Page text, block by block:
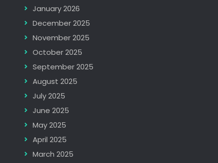
January 2026
December 2025
November 2025
October 2025
September 2025
August 2025
July 2025
June 2025
May 2025
April 2025
March 2025